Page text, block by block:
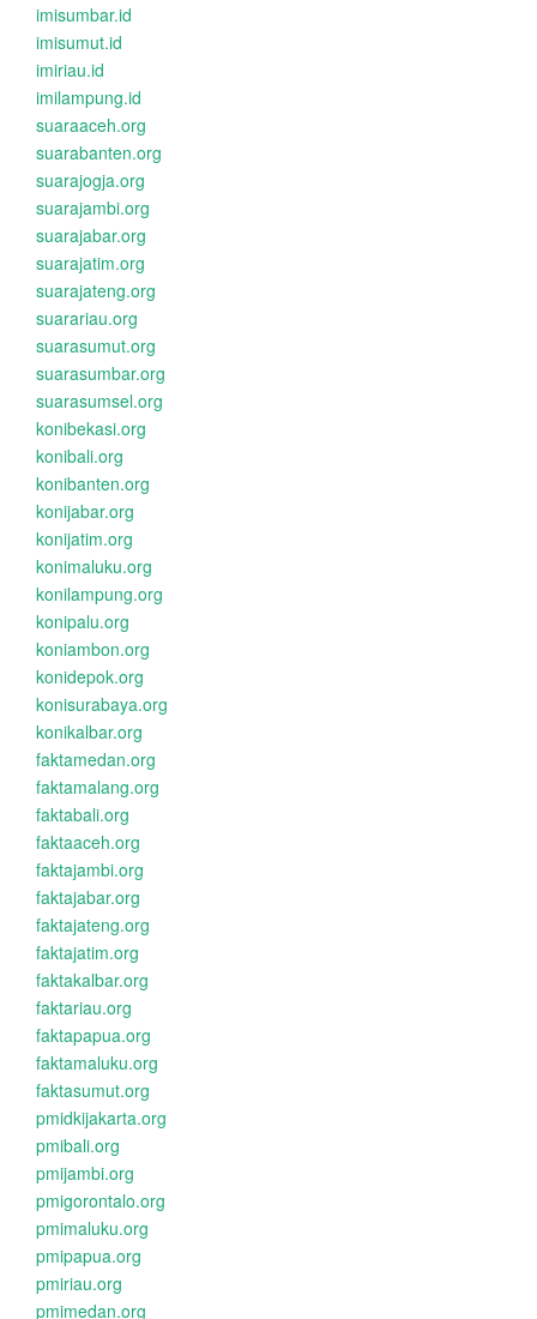
imisumbar.id
imisumut.id
imiriau.id
imilampung.id
suaraaceh.org
suarabanten.org
suarajogja.org
suarajambi.org
suarajabar.org
suarajatim.org
suarajateng.org
suarariau.org
suarasumut.org
suarasumbar.org
suarasumsel.org
konibekasi.org
konibali.org
konibanten.org
konijabar.org
konijatim.org
konimaluku.org
konilampung.org
konipalu.org
koniambon.org
konidepok.org
konisurabaya.org
konikalbar.org
faktamedan.org
faktamalang.org
faktabali.org
faktaaceh.org
faktajambi.org
faktajabar.org
faktajateng.org
faktajatim.org
faktakalbar.org
faktariau.org
faktapapua.org
faktamaluku.org
faktasumut.org
pmidkijakarta.org
pmibali.org
pmijambi.org
pmigorontalo.org
pmimaluku.org
pmipapua.org
pmiriau.org
pmimedan.org